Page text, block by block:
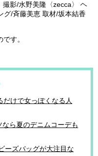
影/水野美隆〈zecca〉 ヘ
グ/斉藤美恵 取材/坂本結香
す。
けで女っぽくなる人
ら夏のデニムコーデも
ーズバッグが大注目な